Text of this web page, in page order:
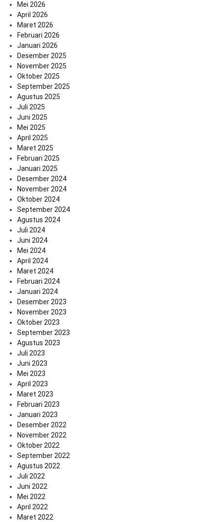
Mei 2026
April 2026
Maret 2026
Februari 2026
Januari 2026
Desember 2025
November 2025
Oktober 2025
September 2025
Agustus 2025
Juli 2025
Juni 2025
Mei 2025
April 2025
Maret 2025
Februari 2025
Januari 2025
Desember 2024
November 2024
Oktober 2024
September 2024
Agustus 2024
Juli 2024
Juni 2024
Mei 2024
April 2024
Maret 2024
Februari 2024
Januari 2024
Desember 2023
November 2023
Oktober 2023
September 2023
Agustus 2023
Juli 2023
Juni 2023
Mei 2023
April 2023
Maret 2023
Februari 2023
Januari 2023
Desember 2022
November 2022
Oktober 2022
September 2022
Agustus 2022
Juli 2022
Juni 2022
Mei 2022
April 2022
Maret 2022